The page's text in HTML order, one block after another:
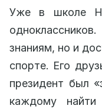
Уже в школе
знаниям, но и
спорте. Его
президент был
каждому